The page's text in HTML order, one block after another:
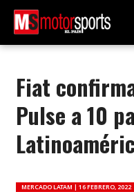
Fiat
Pulse a 10
MERCADO LATAM | 16 FEBRERO, 2022